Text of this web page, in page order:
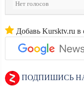
Нет голосов
Добавь Kursktv.ru в
ПОДПИШИСЬ